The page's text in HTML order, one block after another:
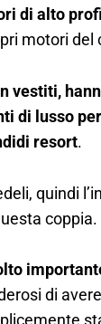
di alto
motori del
vestiti,
di lusso
resort.
quindi
coppia.
di